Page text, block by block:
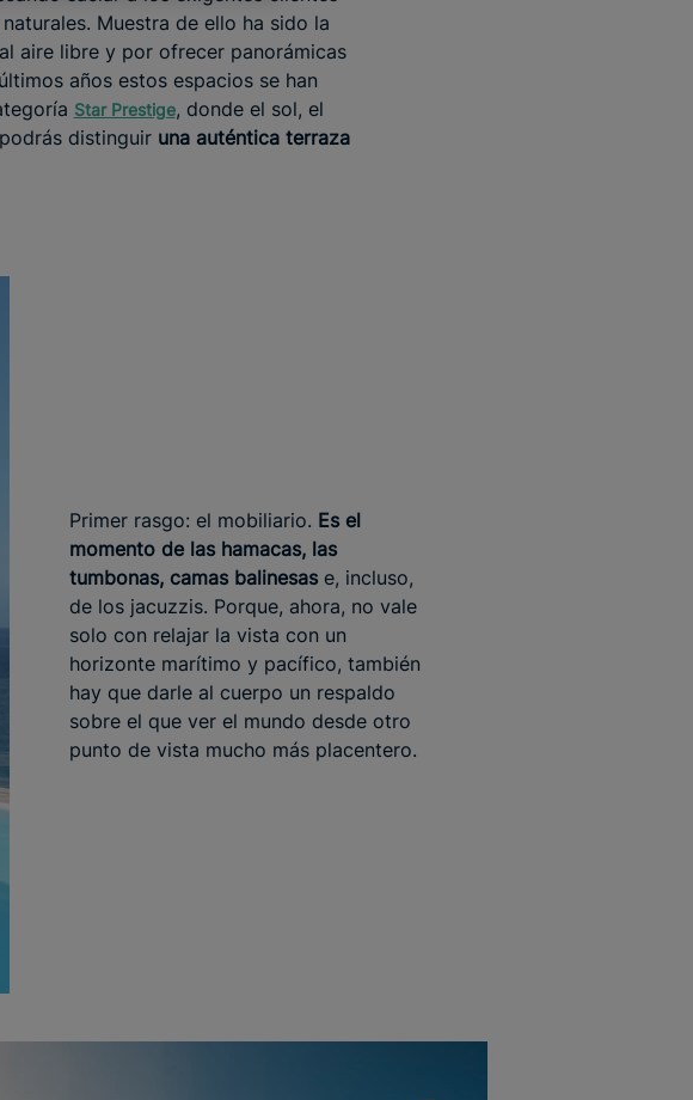
Muestra de ello ha sido la
aire libre y por ofrecer panorámicas
años estos espacios se han
Star Prestige, donde el sol, el
distinguir una auténtica terraza
Primer rasgo: el mobiliario. Es el
momento de las hamacas, las
tumbonas, camas balinesas e, incluso,
de los jacuzzis. Porque, ahora, no vale
solo con relajar la vista con un
horizonte marítimo y pacífico, también
hay que darle al cuerpo un respaldo
sobre el que ver el mundo desde otro
punto de vista mucho más placentero.